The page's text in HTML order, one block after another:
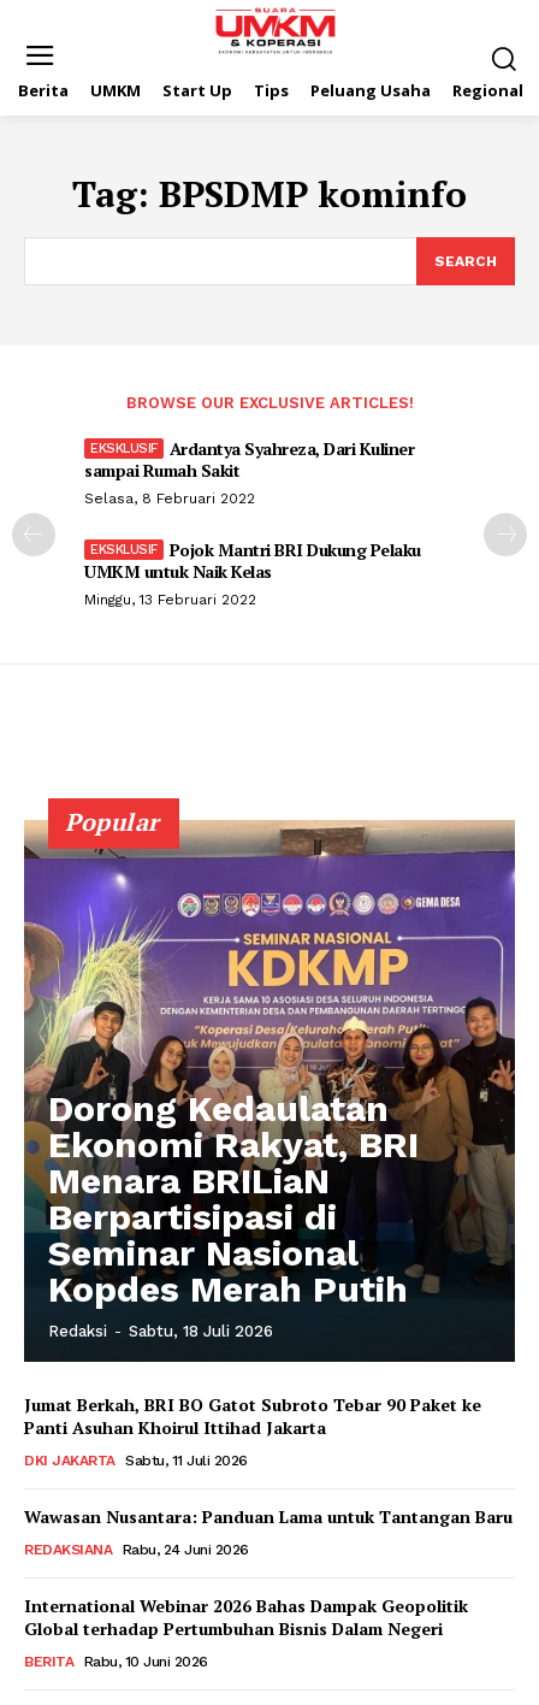
Berita UMKM Start Up Tips Peluang Usaha Regional
Tag: BPSDMP kominfo
SEARCH
BROWSE OUR EXCLUSIVE ARTICLES!
Ardantya Syahreza, Dari Kuliner
sampai Rumah Sakit
Selasa, 8 Februari 2022
Pojok Mantri BRI Dukung Pelaku
UMKM untuk Naik Kelas
Minggu, 13 Februari 2022
Popular
Dorong Kedaulatan
Ekonomi Rakyat, BRI
Menara BRILiaN
Berpartisipasi di
Seminar Nasional
Kopdes Merah Putih
Redaksi - Sabtu, 18 Juli 2026
Jumat Berkah, BRI BO Gatot Subroto Tebar 90 Paket ke
Panti Asuhan Khoirul Ittihad Jakarta
DKI JAKARTA Sabtu, 11 Juli 2026
Wawasan Nusantara: Panduan Lama untuk Tantangan Baru
REDAKSIANA Rabu, 24 Juni 2026
International Webinar 2026 Bahas Dampak Geopolitik
Global terhadap Pertumbuhan Bisnis Dalam Negeri
BERITA Rabu, 10 Juni 2026